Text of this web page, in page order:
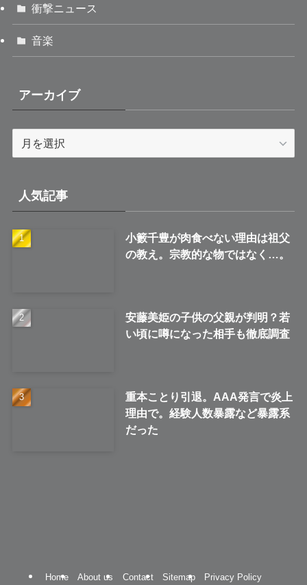
衝撃ニュース
音楽
アーカイブ
ブ
人気記事
小籔千豊が肉食べない理由は祖父
の教え。宗教的な物ではなく…。
安藤美姫の子供の父親が判明？若
い頃に噂になった相手も徹底調査
重本ことり引退。AAA発言で炎上
理由で。経験人数暴露など暴露系
だった
Home About us Contact Sitemap Privacy Policy